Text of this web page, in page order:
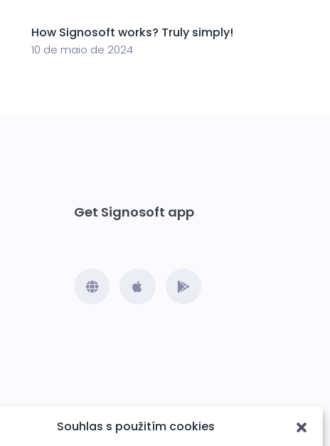
Souhlas s použitím cookies
How Signosoft works? Truly simply!
10 de maio de 2024
Get Signosoft app